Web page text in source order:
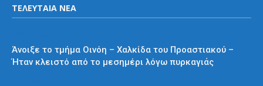
ΤΕΛΕΥΤΑΙΑ ΝΕΑ
Άνοιξε το τμήμα Οινόη – Χαλκίδα του Προαστιακού –
Ήταν κλειστό από το μεσημέρι λόγω πυρκαγιάς